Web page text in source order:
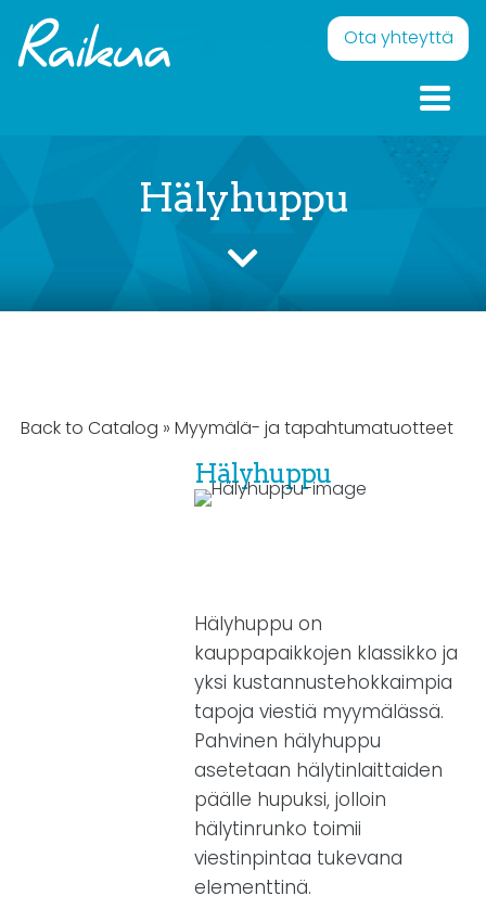
Skip to content
Raikua
Eläväistä pintaa – Onnellisia ilmeitä Ota yhteyttä
Hälyhuppu
Back to Catalog Myymälä- ja tapahtumatuotteet
Hälyhuppu
Hälyhuppu on
kauppapaikkojen klassikko ja
yksi kustannustehokkaimpia
tapoja viestiä myymälässä.
Pahvinen hälyhuppu
asetetaan hälytinlaittaiden
päälle hupuksi, jolloin
hälytinrunko toimii
viestinpintaa tukevana
elementtinä.